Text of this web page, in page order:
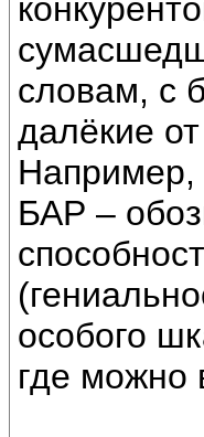
словам, с
далёкие
Например,
БАР –
особого
где можно